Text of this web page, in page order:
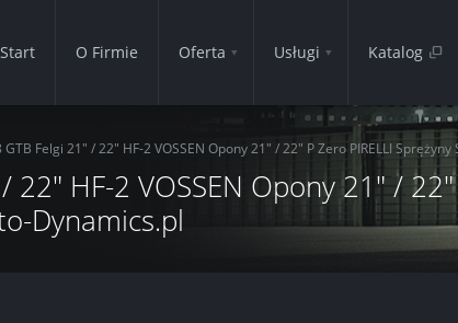
Start O Firmie Oferta Usługi Katalog
Felgi 21" / 22" HF-2 VOSSEN Opony 21" / 22" P Zero PIRELLI
HF-2 VOSSEN Opony 21" /
Dynamics.pl